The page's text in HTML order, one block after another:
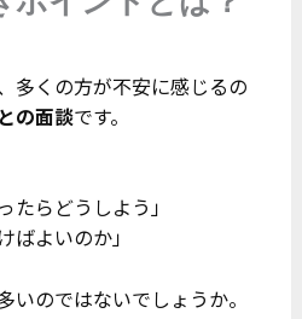
多くの方が不安に感じるの
の面談です。
たらどうしよう」
ばよいのか」
いのではないでしょうか。